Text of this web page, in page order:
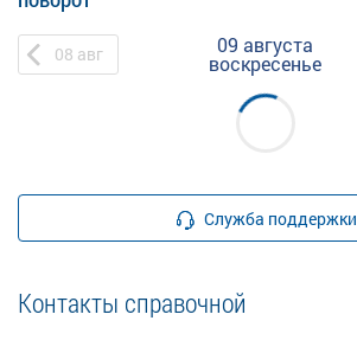
08 авг 09 августа
воскресенье
Служба поддержки
Контакты справочной